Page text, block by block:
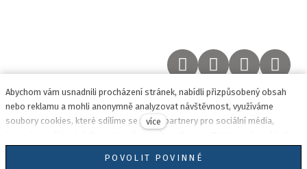
Kontakt
Všeobecné obchodní informace
Abychom vám usnadnili procházení stránek, nabídli přizpůsobený obsah
nebo reklamu a mohli anonymně analyzovat návštěvnost, využíváme
soubory cookies, které sdílíme se svými partnery pro sociální média,
našich Zásadách ochrany osobních údajů a používání souborů cookies.
více
POVOLIT POVINNÉ